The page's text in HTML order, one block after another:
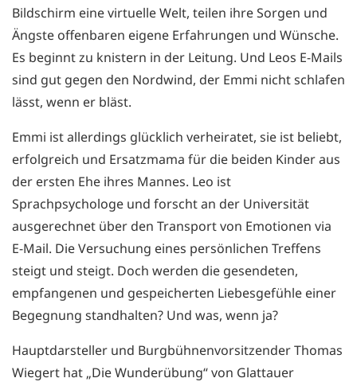
Bildschirm eine virtuelle Welt, teilen ihre Sorgen und
Ängste offenbaren eigene Erfahrungen und Wünsche.
Es beginnt zu knistern in der Leitung. Und Leos E-Mails
sind gut gegen den Nordwind, der Emmi nicht schlafen
lässt, wenn er bläst.
Emmi ist allerdings glücklich verheiratet, sie ist beliebt,
erfolgreich und Ersatzmama für die beiden Kinder aus
der ersten Ehe ihres Mannes. Leo ist
Sprachpsychologe und forscht an der Universität
ausgerechnet über den Transport von Emotionen via
E-Mail. Die Versuchung eines persönlichen Treffens
steigt und steigt. Doch werden die gesendeten,
empfangenen und gespeicherten Liebesgefühle einer
Begegnung standhalten? Und was, wenn ja?
Hauptdarsteller und Burgbühnenvorsitzender Thomas
Wiegert hat „Die Wunderübung“ von Glattauer